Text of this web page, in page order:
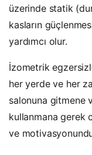
üzerinde statik
kasların
yardımcı olur.
İzometrik
her yerde ve her
salonuna gitmene
kullanmana gerek
ve